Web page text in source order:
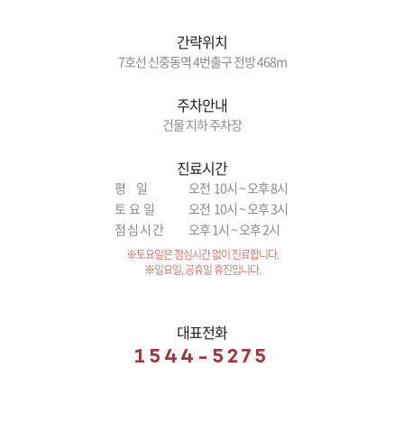
간략위치
7호선 신중동역 4번출구 전방 468m
주차안내
건물 지하 주차장
진료시간
평 일
오전 10시 ~ 오후 8시
토 요 일
오전 10시 ~ 오후 3시
점 심 시 간
오후 1시 ~ 오후 2시
※토요일은 점심시간 없이 진료합니다.
※일요일, 공휴일 휴진입니다.
대표전화
1544-5275